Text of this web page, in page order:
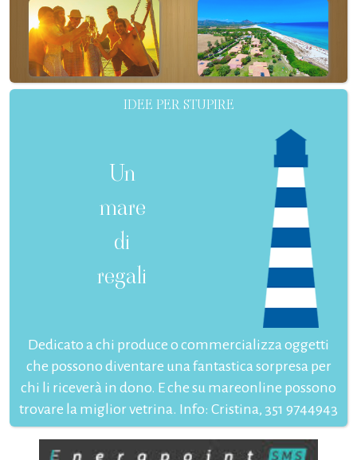
IDEE PER STUPIRE
Un
mare
di
regali
Dedicato a chi produce o commercializza oggetti
che possono diventare una fantastica sorpresa per
chi li riceverà in dono. E che su mareonline possono
trovare la miglior vetrina. Info: Cristina, 351 9744943